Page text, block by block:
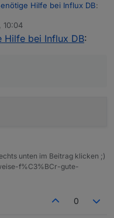
Hilfe bei Influx DB:
Welche influxdb hast
10:04
Hilfe bei Influx DB:
unten im Beitrag klicken ;)
f%C3%BCr-gute-
0